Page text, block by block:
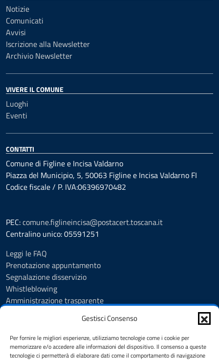
Gestisci Consenso
Per fornire le migliori esperienze, utilizziamo tecnologie come i cookie per
memorizzare e/o accedere alle informazioni del dispositivo. Il consenso a queste
tecnologie ci permetterà di elaborare dati come il comportamento di navigazione
Notizie
Comunicati
Avvisi
Iscrizione alla Newsletter
Archivio Newsletter
VIVERE IL COMUNE
Luoghi
Eventi
CONTATTI
Comune di Figline e Incisa Valdarno
Piazza del Municipio, 5, 50063 Figline e Incisa Valdarno FI
Codice fiscale / P. IVA:06396970482
PEC:comune.figlineincisa@postacert.toscana.it
Centralino unico: 05591251
Leggi le FAQ
Prenotazione appuntamento
Segnalazione disservizio
Whistleblowing
Amministrazione trasparente
Albo Pretorio
Cookie Policy
Informativa privacy